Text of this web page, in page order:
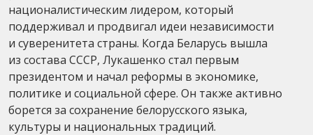
националистическим лидером, который
поддерживал и продвигал идеи независимости
и суверенитета страны. Когда Беларусь вышла
из состава СССР, Лукашенко стал первым
президентом и начал реформы в экономике,
политике и социальной сфере. Он также активно
борется за сохранение белорусского языка,
культуры и национальных традиций.